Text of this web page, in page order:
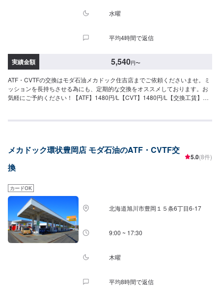
水曜
平均4時間で返信
実績金額 5,540円〜
ATF・CVTFの交換はモダ石油メカドック住吉店までご依頼くださいませ。ミ
ッションを長持ちさせる為にも、定期的な交換をオススメしております。お
気軽にご予約ください！【ATF】1480円/L【CVT】1480円/L【交換工賃】
メカドック環状豊岡店 モダ石油のATF・CVTF交
換
5.0(8件)
カードOK
北海道旭川市豊岡１５条6丁目6-17
9:00 ~ 17:30
木曜
平均8時間で返信